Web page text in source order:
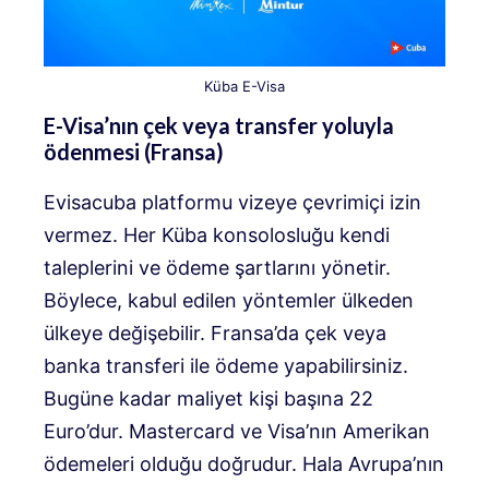
Küba E-Visa
E-Visa’nın çek veya transfer yoluyla
ödenmesi (Fransa)
Evisacuba platformu vizeye çevrimiçi izin
vermez. Her Küba konsolosluğu kendi
taleplerini ve ödeme şartlarını yönetir.
Böylece, kabul edilen yöntemler ülkeden
ülkeye değişebilir. Fransa’da çek veya
banka transferi ile ödeme yapabilirsiniz.
Bugüne kadar maliyet kişi başına 22
Euro’dur. Mastercard ve Visa’nın Amerikan
ödemeleri olduğu doğrudur. Hala Avrupa’nın